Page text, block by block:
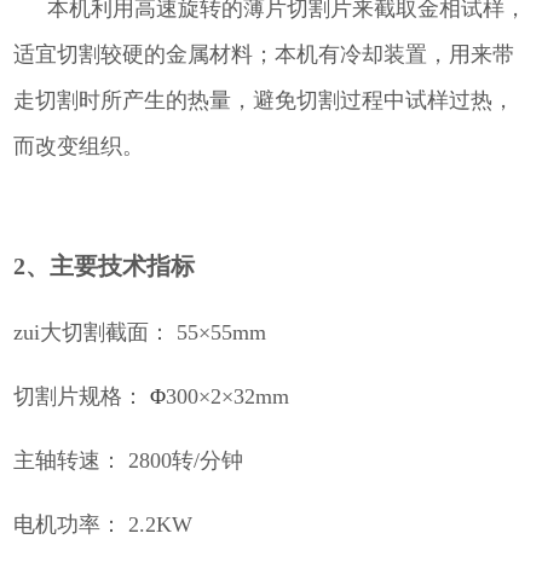
本机利用高速旋转的薄片切割片来截取金相试样，
适宜切割较硬的金属材料；本机有冷却装置，用来带
走切割时所产生的热量，避免切割过程中试样过热，
而改变组织。
2、主要技术指标
zui大切割截面： 55×55mm
切割片规格：Φ300×2×32mm
主轴转速： 2800转/分钟
电机功率： 2.2KW